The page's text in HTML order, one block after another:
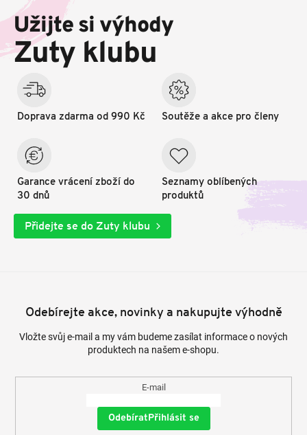
a
í
Užijte si výhody
Zuty klubu
Doprava zdarma od 990 Kč
Garance vrácení zboží do
30 dnů
Soutěže a akce pro členy
Seznamy oblíbených
produktů
Přidejte se do Zuty klubu
Odebírejte akce, novinky a nakupujte výhodně
Vložte svůj e-mail a my vám budeme zasílat informace o nových
produktech na našem e-shopu.
E-mail
Přihlásit se